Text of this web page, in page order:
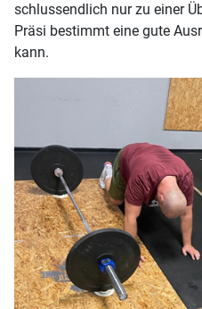
schlussendlich nur zu einer
Präsi bestimmt eine gute
kann.